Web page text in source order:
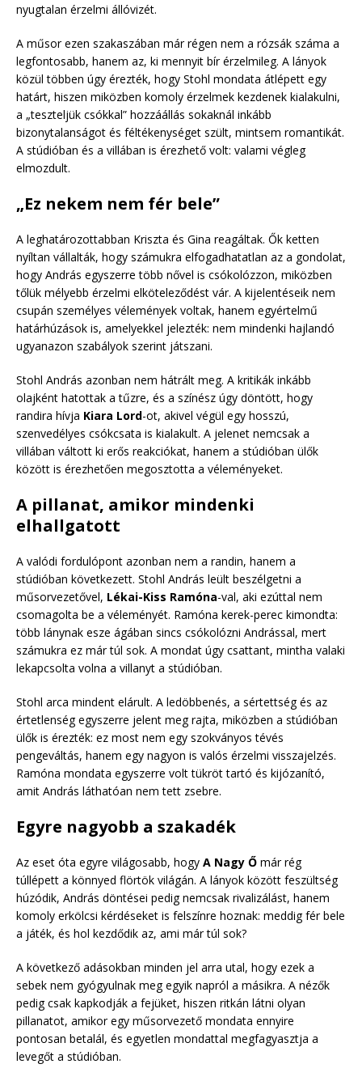
nyugtalan érzelmi állóvizét.
A műsor ezen szakaszában már régen nem a rózsák száma a
legfontosabb, hanem az, ki mennyit bír érzelmileg. A lányok
közül többen úgy érezték, hogy Stohl mondata átlépett egy
határt, hiszen miközben komoly érzelmek kezdenek kialakulni,
a „teszteljük csókkal” hozzáállás sokaknál inkább
bizonytalanságot és féltékenységet szült, mintsem romantikát.
A stúdióban és a villában is érezhető volt: valami végleg
elmozdult.
„Ez nekem nem fér bele”
A leghatározottabban Kriszta és Gina reagáltak. Ők ketten
nyíltan vállalták, hogy számukra elfogadhatatlan az a gondolat,
hogy András egyszerre több nővel is csókolózzon, miközben
tőlük mélyebb érzelmi elköteleződést vár. A kijelentéseik nem
csupán személyes vélemények voltak, hanem egyértelmű
határhúzások is, amelyekkel jelezték: nem mindenki hajlandó
ugyanazon szabályok szerint játszani.
Stohl András azonban nem hátrált meg. A kritikák inkább
olajként hatottak a tűzre, és a színész úgy döntött, hogy
randira hívja Kiara Lord-ot, akivel végül egy hosszú,
szenvedélyes csókcsata is kialakult. A jelenet nemcsak a
villában váltott ki erős reakciókat, hanem a stúdióban ülők
között is érezhetően megosztotta a véleményeket.
A pillanat, amikor mindenki
elhallgatott
A valódi fordulópont azonban nem a randin, hanem a
stúdióban következett. Stohl András leült beszélgetni a
műsorvezetővel, Lékai-Kiss Ramóna-val, aki ezúttal nem
csomagolta be a véleményét. Ramóna kerek-perec kimondta:
több lánynak esze ágában sincs csókolózni Andrással, mert
számukra ez már túl sok. A mondat úgy csattant, mintha valaki
lekapcsolta volna a villanyt a stúdióban.
Stohl arca mindent elárult. A ledöbbenés, a sértettség és az
értetlenség egyszerre jelent meg rajta, miközben a stúdióban
ülők is érezték: ez most nem egy szokványos tévés
pengeváltás, hanem egy nagyon is valós érzelmi visszajelzés.
Ramóna mondata egyszerre volt tükröt tartó és kijózanító,
amit András láthatóan nem tett zsebre.
Egyre nagyobb a szakadék
Az eset óta egyre világosabb, hogy A Nagy Ő már rég
túllépett a könnyed flörtök világán. A lányok között feszültség
húzódik, András döntései pedig nemcsak rivalizálást, hanem
komoly erkölcsi kérdéseket is felszínre hoznak: meddig fér bele
a játék, és hol kezdődik az, ami már túl sok?
A következő adásokban minden jel arra utal, hogy ezek a
sebek nem gyógyulnak meg egyik napról a másikra. A nézők
pedig csak kapkodják a fejüket, hiszen ritkán látni olyan
pillanatot, amikor egy műsorvezető mondata ennyire
pontosan betalál, és egyetlen mondattal megfagyasztja a
levegőt a stúdióban.